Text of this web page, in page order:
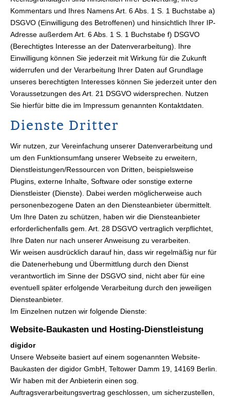
Kommentars und Ihres Namens Art. 6 Abs. 1 S. 1 Buchstabe a)
DSGVO (Einwilligung des Betroffenen) und hinsichtlich Ihrer IP-
Adresse außerdem Art. 6 Abs. 1 S. 1 Buchstabe f) DSGVO
(Berechtigtes Interesse an der Datenverarbeitung). Ihre
Einwilligung können Sie jederzeit mit Wirkung für die Zukunft
widerrufen und der Verarbeitung Ihrer Daten auf Grundlage
unseres berechtigten Interesses können Sie jederzeit unter den
Voraussetzungen des Art. 21 DSGVO widersprechen. Nutzen
Sie hierfür bitte die im Impressum genannten Kontaktdaten.
Dienste Dritter
Wir nutzen, zur Vereinfachung unserer Datenverarbeitung und
um den Funktionsumfang unserer Webseite zu erweitern,
Dienstleistungen/Ressourcen von Dritten, beispielsweise
Plugins, externe Inhalte, Software oder sonstige externe
Dienstleister (Dienste). Dabei werden möglicherweise auch
personenbezogene Daten an den Diensteanbieter übermittelt.
Um Ihre Daten zu schützen, haben wir die Diensteanbieter
erforderlichenfalls gem. Art. 28 DSGVO vertraglich verpflichtet,
Ihre Daten nur nach unserer Anweisung zu verarbeiten.
Wir weisen ausdrücklich darauf hin, dass wir regelmäßig nur für
die Datenerhebung und Übermittlung durch den Dienst
verantwortlich im Sinne der DSGVO sind, nicht aber für eine
eventuell später erfolgende Verarbeitung durch den jeweiligen
Diensteanbieter.
Im Einzelnen nutzen wir folgende Dienste:
Website-Baukasten und Hosting-Dienstleistung
digidor
Unsere Webseite basiert auf einem sogenannten Website-
Baukasten der digidor GmbH, Teltower Damm 19, 14169 Berlin.
Wir haben mit der Anbieterin einen sog.
Auftragsverarbeitungsvertrag geschlossen, um sicherzustellen,